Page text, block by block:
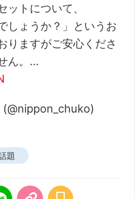
ットについて、
しょうか？」というお
りますがご安心くださ
ん。…
題